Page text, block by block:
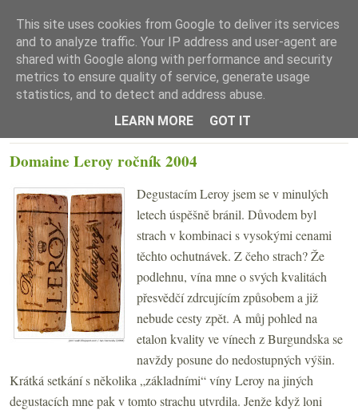
☰ Menu
Domaine Leroy ročník 2004
Degustacím Leroy jsem se v minulých
letech úspěšně bránil. Důvodem byl
strach v kombinaci s vysokými cenami
těchto ochutnávek. Z čeho strach? Že
podlehnu, vína mne o svých kvalitách
přesvědčí zdrcujícím způsobem a již
nebude cesty zpět. A můj pohled na
etalon kvality ve vínech z Burgundska se
navždy posune do nedostupných výšin.
Krátká setkání s několika „základními“ víny Leroy na jiných
degustacích mne pak v tomto strachu utvrdila. Jenže když loni
This site uses cookies from Google to deliver its services
and to analyze traffic. Your IP address and user-agent are
shared with Google along with performance and security
metrics to ensure quality of service, generate usage
statistics, and to detect and address abuse.
LEARN MORE
GOT IT